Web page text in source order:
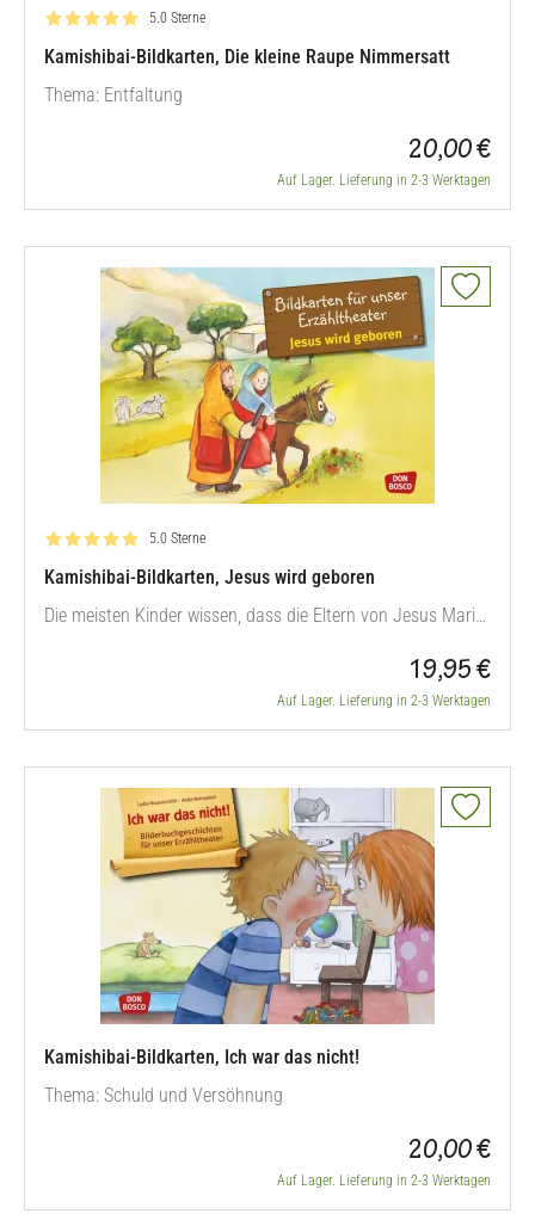
Bewertung: 5.0 von 5
5.0 Sterne
Kamishibai-Bildkarten, Die kleine Raupe Nimmersatt
Thema: Entfaltung
20,00 €
Auf Lager. Lieferung in 2-3 Werktagen
Bewertung: 5.0 von 5
5.0 Sterne
Kamishibai-Bildkarten, Jesus wird geboren
Die meisten Kinder wissen, dass die Eltern von Jesus Maria
erzählt hat, dass Jesus geboren wurde. Mit diesen
Bildkarten erfahren die Zuhörer, warum Maria und Josef in
die Stadt Bethlehem reisen, wieso die Reise so beschwerlich
19,95 €
Auf Lager. Lieferung in 2-3 Werktagen
Kamishibai-Bildkarten, Ich war das nicht!
Thema: Schuld und Versöhnung
20,00 €
Auf Lager. Lieferung in 2-3 Werktagen